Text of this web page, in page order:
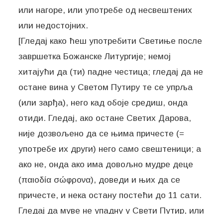
или нагоре, или употребе од несвештених
или недостојних.
[Гледај како ћеш употребити Светиње после
завршетка Божанске Литургије; немој
хитајући да (ти) падне честица; гледај да не
остане вина у Светом Путиру те се упрља
(или зарђа), него кад обоје средиш, онда
отиди. Гледај, ако остане Светих Дарова,
није дозвољено да се њима причесте (=
употребе их други) него само свештеници; а
ако не, онда ако има довољно мудре деце
(παιοδία σώφρονα), доведи и њих да се
причесте, и нека остану постећи до 11 сати.
Гледај да муве не упадну у Свети Путир, или